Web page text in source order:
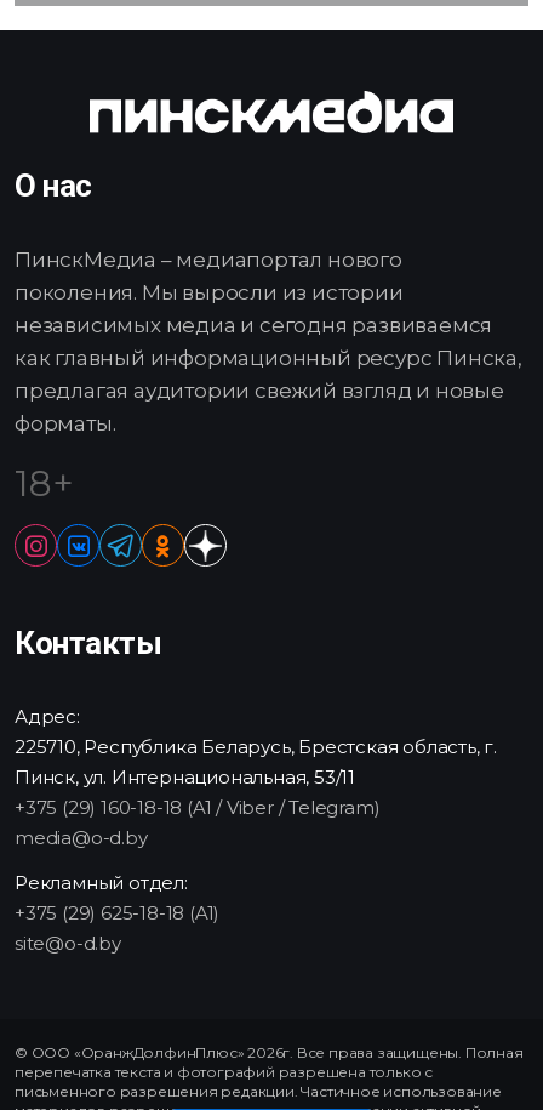
О нас
ПинскМедиа – медиапортал нового
поколения. Мы выросли из истории
независимых медиа и сегодня развиваемся
как главный информационный ресурс Пинска,
предлагая аудитории свежий взгляд и новые
форматы.
18+
Контакты
Адрес:
225710, Республика Беларусь, Брестская область, г.
Пинск, ул. Интернациональная, 53/11
+375 (29) 160-18-18 (A1 / Viber / Telegram)
media@o-d.by
Рекламный отдел:
+375 (29) 625-18-18 (A1)
site@o-d.by
© ООО «ОранжДолфинПлюс» 2026г. Все права защищены. Полная
перепечатка текста и фотографий разрешена только с
письменного разрешения редакции. Частичное использование